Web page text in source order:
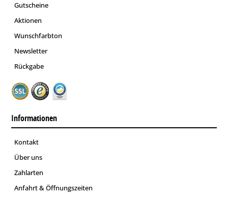
Gutscheine
Aktionen
Wunschfarbton
Newsletter
Rückgabe
Informationen
Kontakt
Über uns
Zahlarten
Anfahrt & Öffnungszeiten